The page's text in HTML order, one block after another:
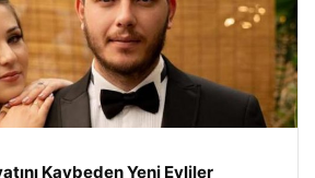
Kaybeden Yeni Evliler